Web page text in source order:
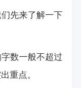
先来了解一下
数一般不超过
重点。